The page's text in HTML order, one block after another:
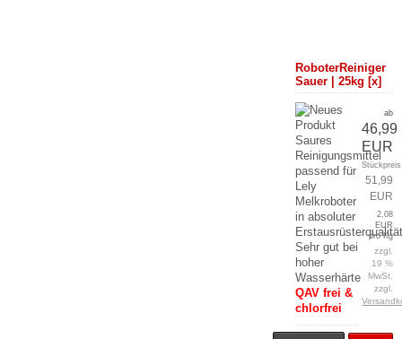
RoboterReiniger
Sauer | 25kg [x]
Saures
Reinigungsmittel
passend für
Lely
Melkroboter
in absoluter
Sehr gut bei
hoher
Wasserhärte
QAV frei &
chlorfrei
ab
46,99
EUR
Stückpreis
51,99
EUR
2,08
EUR
pro Kg
zzgl.
19 %
MwSt.
zzgl.